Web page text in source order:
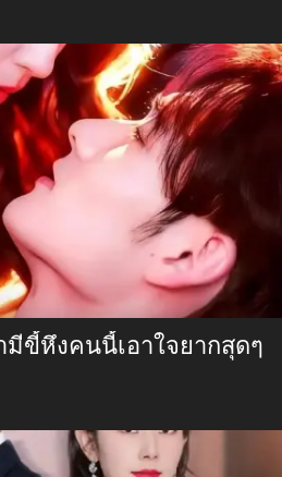
ขี้หึงคนนี้เอาใจยากสุดๆ